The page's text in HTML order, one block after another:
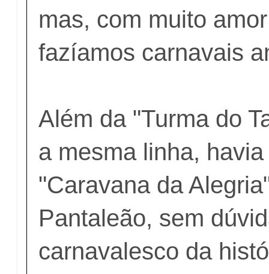
mas, com muito
fazíamos carnavais
Além da "Turma do
a mesma linha,
"Caravana da
Pantaleão, sem
carnavalesco da